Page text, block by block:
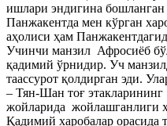
ишлари эндигина
Панжакентда мен кўрган
аҳолиси ҳам
Учинчи манзил Афросиёб
қадимий ўрнидир. Уч
таассурот қолдирган эди.
– Тян-Шан тоғ
жойларида жойлашганлиги
Қадимий харобалар орасида